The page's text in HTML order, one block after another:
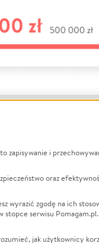
na
zapisywanie i
oraz
wyrazić zgodę na ich
stopce serwisu
jak użytkownicy